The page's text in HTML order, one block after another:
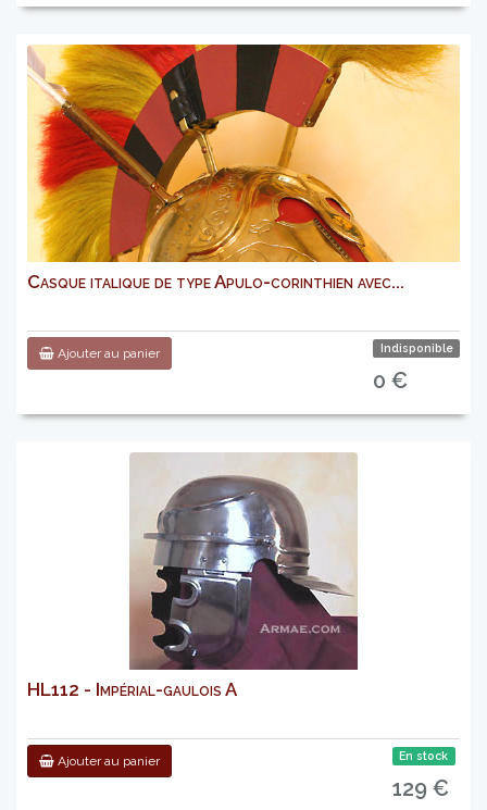
Casque italique de type Apulo-corinthien avec...
Ajouter au panier Indisponible
0 €
HL112 - Impérial-gaulois A
Ajouter au panier En stock
129 €